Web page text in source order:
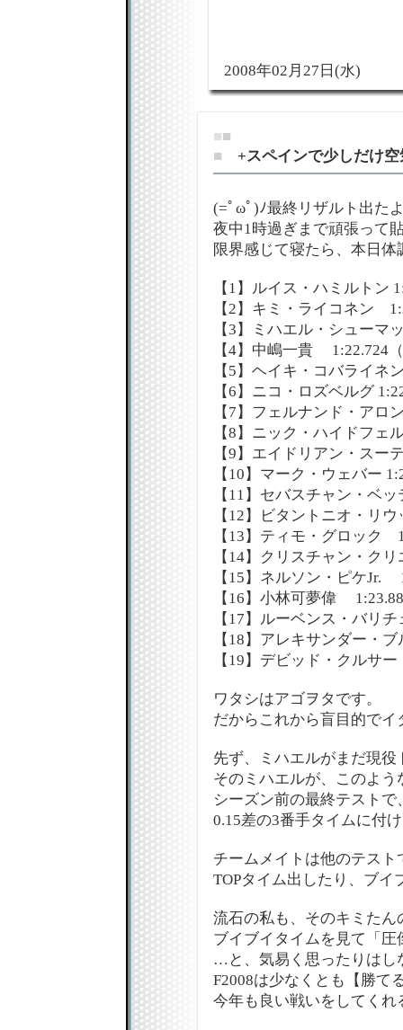
2008年02月27日(水)
■■
■
+スペインで少しだけ
(=ﾟωﾟ)ﾉ最終リザルト出た
夜中1時過ぎまで頑張って
限界感じて寝たら、本日
【1】ルイス・ハミルトン
【2】キミ・ライコネン
【3】ミハエル・シュー
【4】中嶋一貴 1:22.724
【5】ヘイキ・コバライネ
【6】ニコ・ロズベルグ
【7】フェルナンド・アロ
【8】ニック・ハイドフェ
【9】エイドリアン・スー
【10】マーク・ウェバー
【11】セバスチャン・ベ
【12】ビタントニオ・リ
【13】ティモ・グロック
【14】クリスチャン・ク
【15】ネルソン・ピケJr.
【16】小林可夢偉
【17】ルーベンス・バリ
【18】アレキサンダー・
【19】デビッド・クルサ
ワタシはアゴヲタです。
だからこれから盲目的で
先ず、ミハエルがまだ現
そのミハエルが、このよう
シーズン前の最終テスト
0.15差の3番手タイムに付
チームメイトは他のテスト
TOPタイム出したり、ブイ
流石の私も、そのキミたん
ブイブイタイムを見て「
…と、気易く思ったりはし
F2008は少なくとも【勝て
今年も良い戦いをしてく